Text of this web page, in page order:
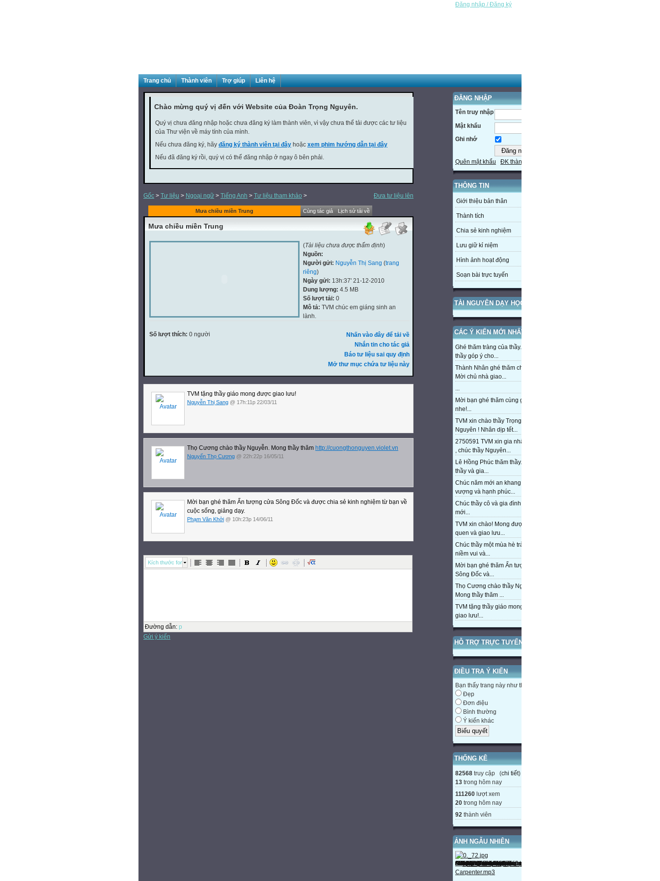
Đăng nhập / Đăng ký
Trang chủ Thành viên Trợ giúp Liên hệ
ĐĂNG NHẬP
Tên truy nhập
Mật khẩu
Ghi nhớ
Quên mật khẩu ĐK thành viên
THÔNG TIN
Giới thiệu bản thân
Thành tích
Chia sẻ kinh nghiệm
Lưu giữ kỉ niệm
Hình ảnh hoạt động
Soạn bài trực tuyến
TÀI NGUYÊN DẠY HỌC
CÁC Ý KIẾN MỚI NHẤT
Ghé thăm tràng của thầy. Mong
thầy góp ý cho...
Thành Nhân ghé thăm chủ nhà,
Mời chủ nhà giao...
...
Mời bạn ghé thăm cùng giao lưu
nhe!...
TVM xin chào thầy Trọng
Nguyên ! Nhân dịp tết...
2750591 TVM xin gia nhập trang
, chúc thầy Nguyên...
Lê Hồng Phúc thăm thầy. Chúc
thầy và gia...
Chúc năm mới an khang, thịnh
vượng và hạnh phúc...
Chúc thầy cô và gia đình năm
mới...
TVM xin chào! Mong được làm
quen và giao lưu...
Chúc thầy một mùa hè tràn đầy
niềm vui và...
Mời bạn ghé thăm Ấn tượng cửa
Sông Đốc và...
Thọ Cương chào thầy Nguyễn.
Mong thầy thăm ...
TVM tặng thầy giáo mong được
giao lưu!...
HỖ TRỢ TRỰC TUYẾN
ĐIỀU TRA Ý KIẾN
Bạn thấy trang này như thế nào?
Đẹp
Đơn điệu
Bình thường
Ý kiến khác
THỐNG KÊ
82568 truy cập (chi tiết)
13 trong hôm nay
111260 lượt xem
20 trong hôm nay
92 thành viên
ẢNH NGẪU NHIÊN
Chào mừng quý vị đến với Website của Đoàn Trọng Nguyên.
Quý vị chưa đăng nhập hoặc chưa đăng ký làm thành viên, vì vậy chưa thể tải được các tư liệu
của Thư viện về máy tính của mình.
Nếu chưa đăng ký, hãy đăng ký thành viên tại đây hoặc xem phim hướng dẫn tại đây
Nếu đã đăng ký rồi, quý vị có thể đăng nhập ở ngay ô bên phải.
Đưa tư liệu lên
Gốc > Tư liệu > Ngoại ngữ > Tiếng Anh > Tư liệu tham khảo >
Mưa chiều miền Trung Cùng tác giả Lịch sử tải về
Mưa chiều miền Trung
(Tài liệu chưa được thẩm định)
Nguồn:
Người gửi: Nguyễn Thị Sang (trang
riêng)
Ngày gửi: 13h:37' 21-12-2010
Dung lượng: 4.5 MB
Số lượt tải: 0
Mô tả: TVM chúc em giáng sinh an
lành.
Nhấn vào đây để tải về
Nhắn tin cho tác giả
Báo tư liệu sai quy định
Mở thư mục chứa tư liệu này
Số lượt thích: 0 người
TVM tặng thầy giáo mong được giao lưu!
Nguyễn Thị Sang @ 17h:11p 22/03/11
Thọ Cương chào thầy Nguyễn. Mong thầy thăm http://cuongthonguyen.violet.vn
Nguyến Thọ Cương @ 22h:22p 16/05/11
Mời bạn ghé thăm Ấn tượng cửa Sông Đốc và được chia sẻ kinh nghiệm từ bạn về
cuộc sống, giảng dạy.
Phạm Văn Khởi @ 10h:23p 14/06/11
Kích thước font
Đường dẫn: p
Gửi ý kiến